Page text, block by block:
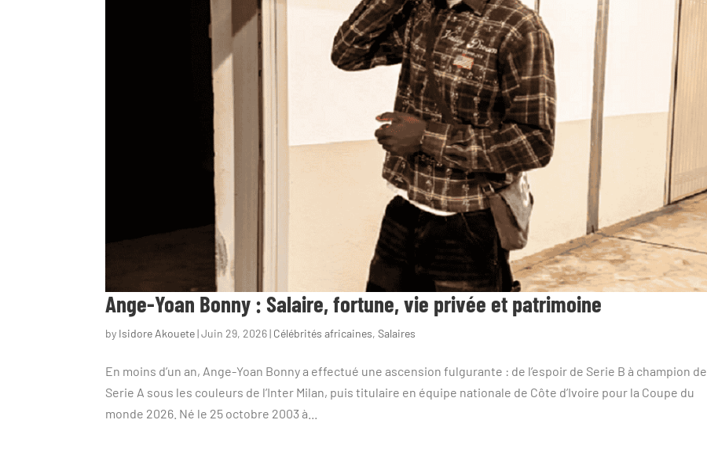
Ange-Yoan Bonny : Salaire, fortune, vie privée et patrimoine
by Isidore Akouete|Juin 29, 2026| Célébrités africaines,Salaires
En moins d’un an, Ange-Yoan Bonny a effectué une ascension fulgurante : de l’espoir de Serie B à champion de
Serie A sous les couleurs de l’Inter Milan, puis titulaire en équipe nationale de Côte d’Ivoire pour la Coupe du
monde 2026. Né le 25 octobre 2003 à...